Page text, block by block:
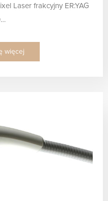
Laser frakcyjny ER:YAG
więcej